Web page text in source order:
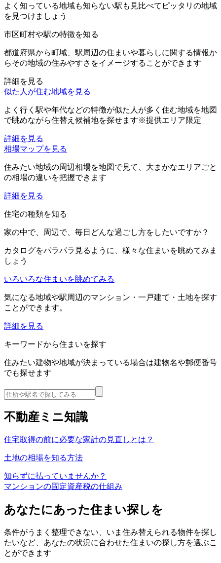
よく知っている地域も知らない駅も見比べてピッタリの地域
を見つけましょう
市区町村や駅の特徴を知る
都道府県から町域、駅周辺の住まいや暮らしに関する情報か
らその地域の住みやすさをイメージすることができます
詳細を見る
似た人が住む地域を見る
よく行く駅や年代などの特徴が似た人が多く住む地域を地図
で眺めながら住替え候補地を探せます※提供エリア限定
詳細を見る
相場マップを見る
住みたい地域の周辺相場を地図で見て、大まかなエリアごと
の相場の違いを把握できます
詳細を見る
住宅の種類を知る
家の中で、周辺で、毎日どんな過ごし方をしたいですか？
カタログをパラパラ見るように、様々な住まいを眺めてみま
しょう
いろいろな住まいを眺めてみる
気になる地域や駅周辺のマンション・一戸建て・土地を探す
ことができます。
詳細を見る
キーワードから住まいを探す
住みたい建物や地域が決まっている場合は建物名や郵便番号
でも探せます
不動産ミニ知識
住宅取得の前に必要な家計の見直しとは？
土地の相場を知る方法
知らずに払っていませんか？
マンションの固定資産税の仕組み
あなたにあった住まい探しを
条件がうまく整理できない、いま住み替えられる物件を探し
たいなど、あなたの状況に合わせた住まいの探し方を選ぶこ
とができます